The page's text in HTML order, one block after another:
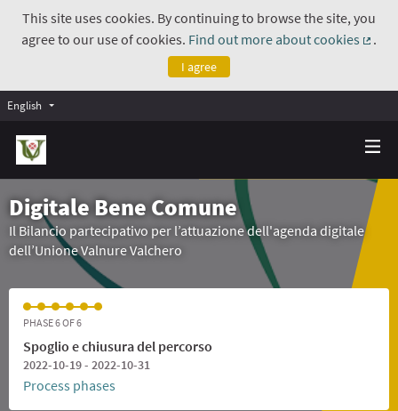
This site uses cookies. By continuing to browse the site, you
agree to our use of cookies. Find out more about cookies
.
I agree
English
Digitale Bene Comune
Il Bilancio partecipativo per l’attuazione dell'agenda digitale
dell’Unione Valnure Valchero
PHASE 6 OF 6
Spoglio e chiusura del percorso
2022-10-19 - 2022-10-31
Process phases